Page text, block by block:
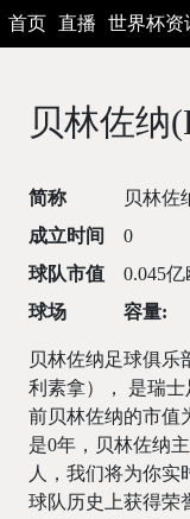
首页 直播 世界杯资
贝林佐纳
简称
贝林佐
成立时间
0
球队市值
0.045亿
球场
容量:
贝林佐纳足球俱乐
利素拿）， 是瑞
前贝林佐纳的市值
是0年，贝林佐纳
人，我们将为你实
球队历史上获得荣